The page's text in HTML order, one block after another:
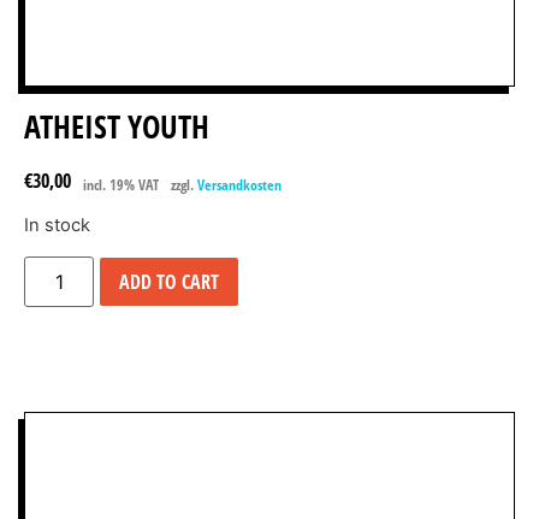
ATHEIST YOUTH
€30,00 incl. 19% VAT zzgl. Versandkosten
In stock
ADD TO CART